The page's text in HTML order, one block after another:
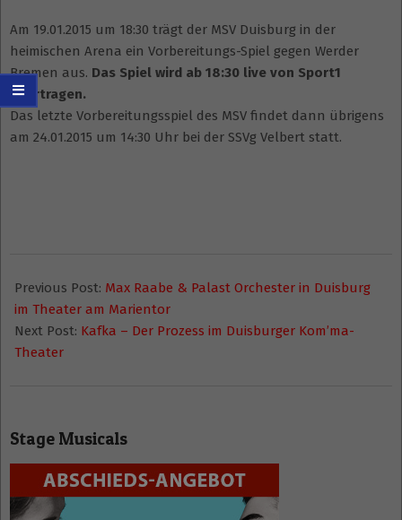
Am 19.01.2015 um 18:30 trägt der MSV Duisburg in der
heimischen Arena ein Vorbereitungs-Spiel gegen Werder
Bremen aus. Das Spiel wird ab 18:30 live von Sport1
übertragen.
Das letzte Vorbereitungsspiel des MSV findet dann übrigens
am 24.01.2015 um 14:30 Uhr bei der SSVg Velbert statt.
01-
18
Previous Post: Max Raabe & Palast Orchester in Duisburg
im Theater am Marientor
Next Post: Kafka – Der Prozess im Duisburger Kom’ma-
Theater
Stage Musicals